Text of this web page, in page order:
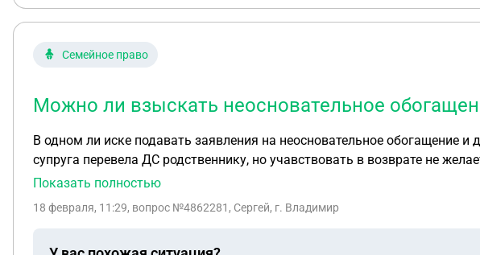
Семейное право
Можно ли взыскать неосновательное
В одном ли иске подавать заявления на неосновательное обогащение и
супруга перевела ДС родственнику, но учавствовать в возврате не
ей деньги. Или это два разных иска? С начала подать иск о том что все
требований. Ни доверенность, ни каким либо иным обращом в
Показать полностью
18 февраля, 11:29, вопрос №4862281, Сергей, г. Владимир